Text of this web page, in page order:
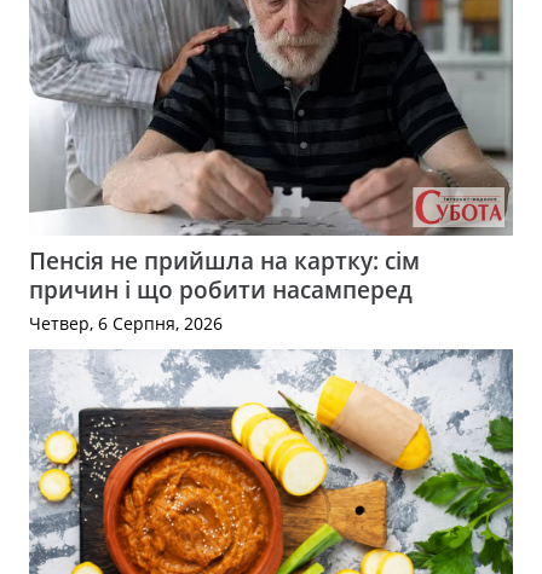
Пенсія не прийшла на картку: сім
причин і що робити насамперед
Четвер, 6 Серпня, 2026